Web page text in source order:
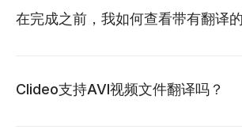
在完成之前，我如何查看带有翻译
Clideo支持AVI视频文件翻译吗？